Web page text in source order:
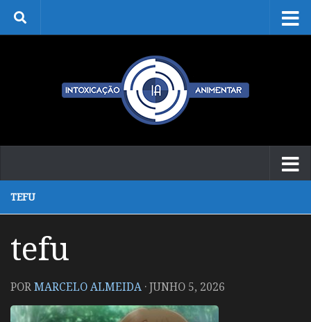
Skip to content
TEFU
tefu
PORMARCELO ALMEIDA ·JUNHO 5, 2026